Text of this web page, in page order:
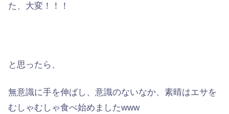
た、大変！！！
と思ったら、
無意識に手を伸ばし、意識のないなか、素晴はエサを
むしゃむしゃ食べ始めましたwww